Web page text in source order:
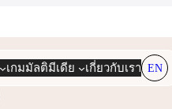
เกมมัลติมีเดีย เกี่ยวกับเรา EN